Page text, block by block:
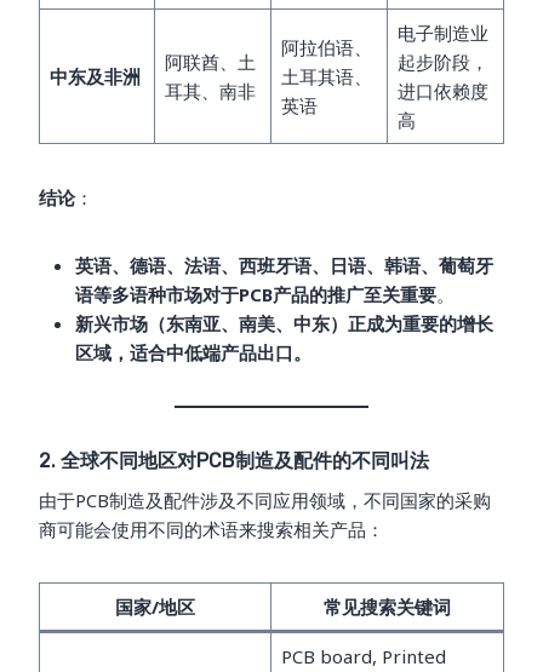
中东及非洲
阿联酋、土
耳其、南非
阿拉伯语、
土耳其语、
英语
电子制造业
起步阶段，
进口依赖度
高
结论：
英语、德语、法语、西班牙语、日语、韩语、葡萄牙
语等多语种市场对于PCB产品的推广至关重要。
新兴市场（东南亚、南美、中东）正成为重要的增长
区域，适合中低端产品出口。
2. 全球不同地区对PCB制造及配件的不同叫法
由于PCB制造及配件涉及不同应用领域，不同国家的采购
商可能会使用不同的术语来搜索相关产品：
国家/地区 常见搜索关键词
PCB board, Printed